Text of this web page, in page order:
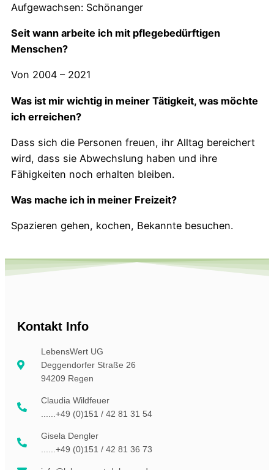
Aufgewachsen: Schönanger
Seit wann arbeite ich mit pflegebedürftigen
Menschen?
Von 2004 – 2021
Was ist mir wichtig in meiner Tätigkeit, was möchte
ich erreichen?
Dass sich die Personen freuen, ihr Alltag bereichert
wird, dass sie Abwechslung haben und ihre
Fähigkeiten noch erhalten bleiben.
Was mache ich in meiner Freizeit?
Spazieren gehen, kochen, Bekannte besuchen.
Kontakt Info
LebensWert UG
Deggendorfer Straße 26
94209 Regen
Claudia Wildfeuer
......+49 (0)151 / 42 81 31 54
Gisela Dengler
......+49 (0)151 / 42 81 36 73